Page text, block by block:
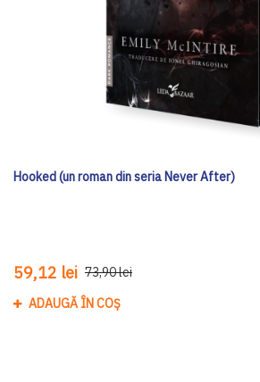
Hooked (un roman din seria Never After)
59,12 lei 73,90 lei
ADAUGĂ ÎN COȘ